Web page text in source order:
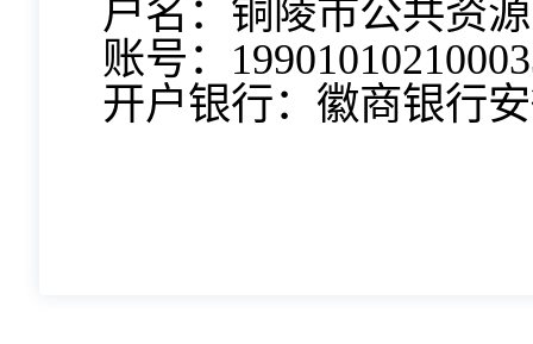
户名：铜陵市公共资
账号：
开户银行：徽商银行